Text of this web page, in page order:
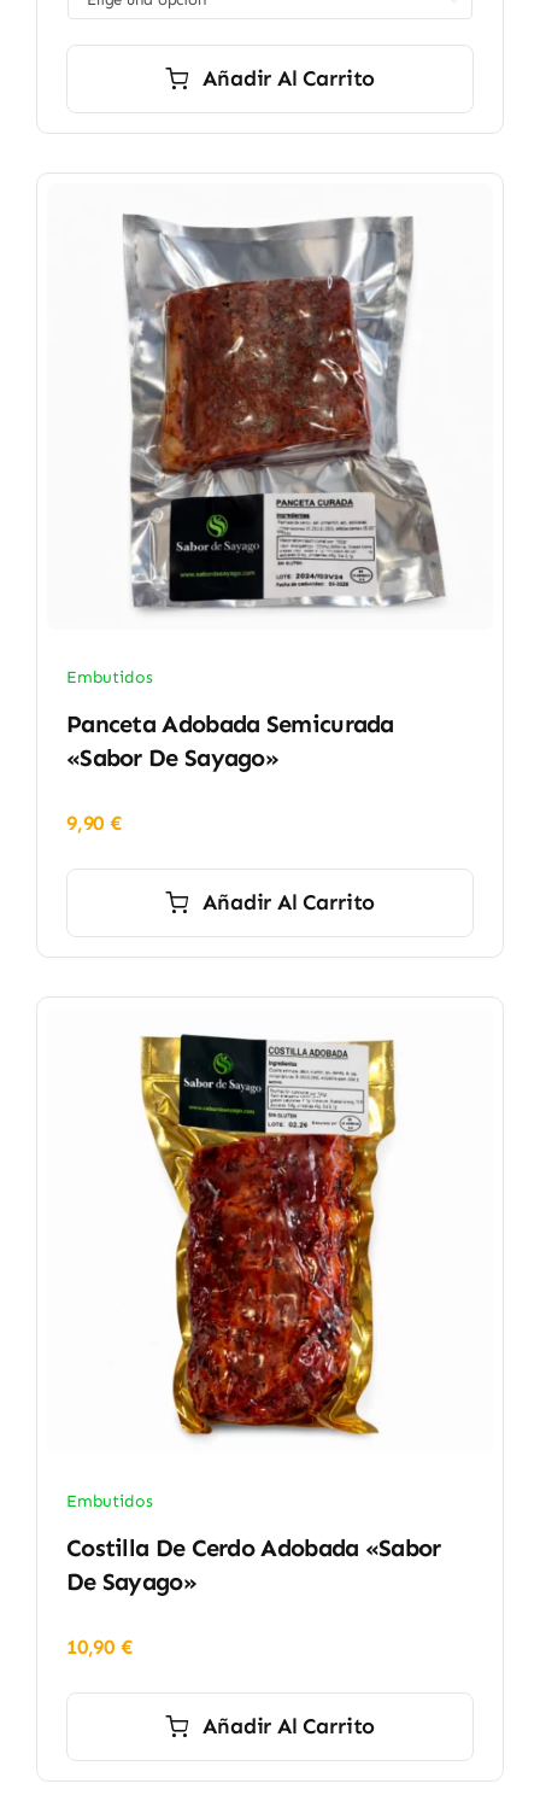
Añadir Al Carrito
Embutidos
Panceta Adobada Semicurada
«Sabor De Sayago»
9,90€
Añadir Al Carrito
Embutidos
Costilla De Cerdo Adobada «Sabor
De Sayago»
10,90 €
Añadir Al Carrito